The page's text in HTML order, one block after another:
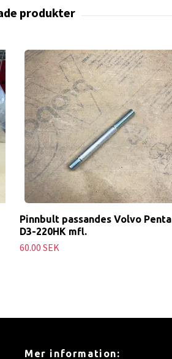
Pinnbult passandes Volvo Penta
D3-220HK mfl.
60.00 SEK
Mer information: